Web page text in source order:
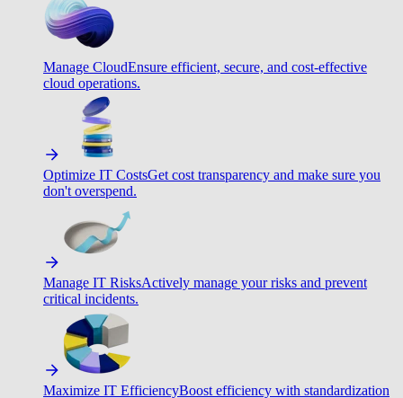
Manage CloudEnsure efficient, secure, and cost-effective
cloud operations.
Optimize IT CostsGet cost transparency and make sure you
don't overspend.
Manage IT RisksActively manage your risks and prevent
critical incidents.
Maximize IT EfficiencyBoost efficiency with standardization